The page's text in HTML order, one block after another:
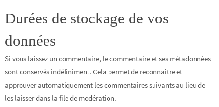
Durées de stockage de vos
données
Si vous laissez un commentaire, le commentaire et ses métadonnées
sont conservés indéfiniment. Cela permet de reconnaître et
approuver automatiquement les commentaires suivants au lieu de
les laisser dans la file de modération.